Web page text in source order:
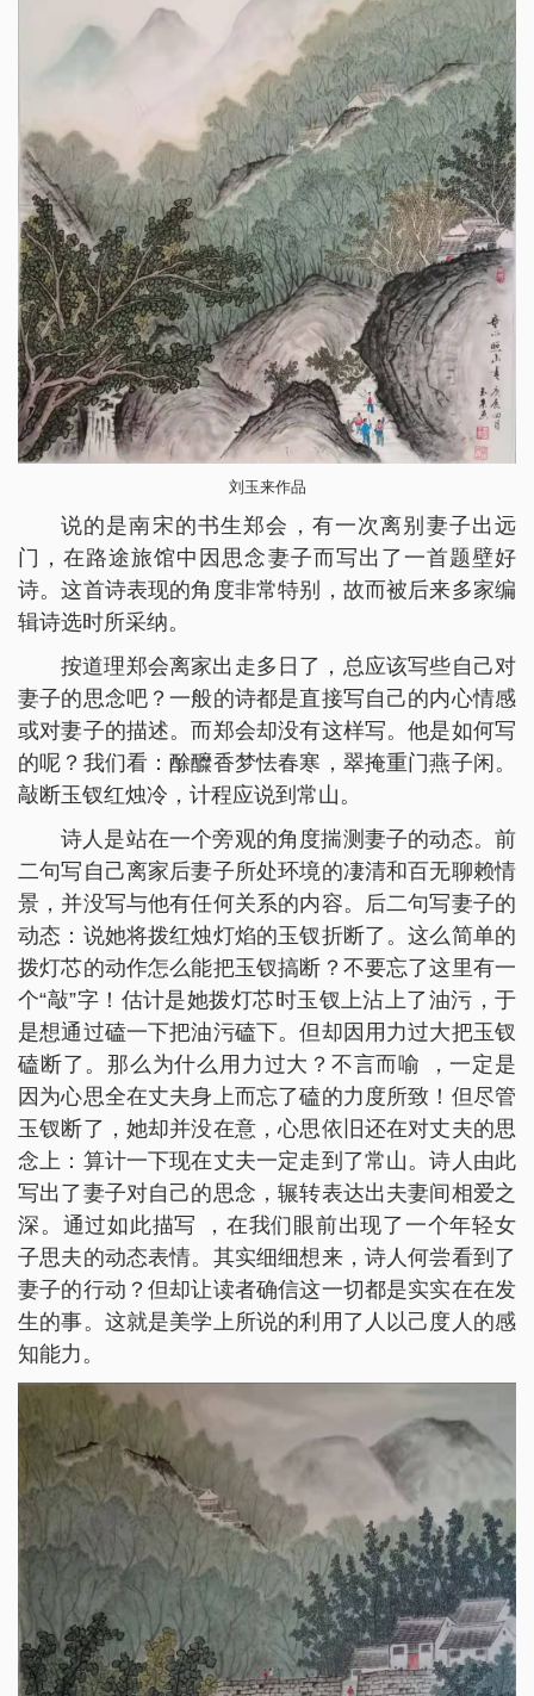
刘玉来作品
说的是南宋的书生郑会，有一次离别妻子出远
门，在路途旅馆中因思念妻子而写出了一首题壁好
诗。这首诗表现的角度非常特别，故而被后来多家编
辑诗选时所采纳。
按道理郑会离家出走多日了，总应该写些自己对
妻子的思念吧？一般的诗都是直接写自己的内心情感
或对妻子的描述。而郑会却没有这样写。他是如何写
的呢？我们看：酴醾香梦怯春寒，翠掩重门燕子闲。
敲断玉钗红烛冷，计程应说到常山。
诗人是站在一个旁观的角度揣测妻子的动态。前
二句写自己离家后妻子所处环境的凄清和百无聊赖情
景，并没写与他有任何关系的内容。后二句写妻子的
动态：说她将拨红烛灯焰的玉钗折断了。这么简单的
拨灯芯的动作怎么能把玉钗搞断？不要忘了这里有一
个“敲”字！估计是她拨灯芯时玉钗上沾上了油污，于
是想通过磕一下把油污磕下。但却因用力过大把玉钗
磕断了。那么为什么用力过大？不言而喻 ，一定是
因为心思全在丈夫身上而忘了磕的力度所致！但尽管
玉钗断了，她却并没在意，心思依旧还在对丈夫的思
念上：算计一下现在丈夫一定走到了常山。诗人由此
写出了妻子对自己的思念，辗转表达出夫妻间相爱之
深。通过如此描写 ，在我们眼前出现了一个年轻女
子思夫的动态表情。其实细细想来，诗人何尝看到了
妻子的行动？但却让读者确信这一切都是实实在在发
生的事。这就是美学上所说的利用了人以己度人的感
知能力。